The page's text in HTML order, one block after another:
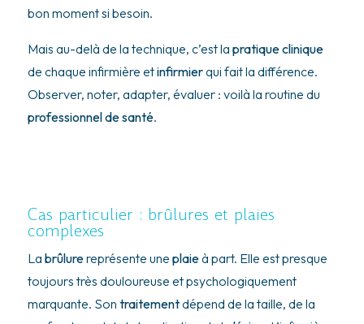
bon moment si besoin.
Mais au-delà de la technique, c’est la pratique clinique
de chaque infirmière etinfirmierqui fait la différence.
Observer, noter, adapter, évaluer : voilà la routine du
professionnel de santé.
Cas particulier : brûlures et plaies
complexes
La brûlurereprésente une plaieà part. Elle est presque
toujours très douloureuse et psychologiquement
marquante. Son traitementdépend de la taille, de la